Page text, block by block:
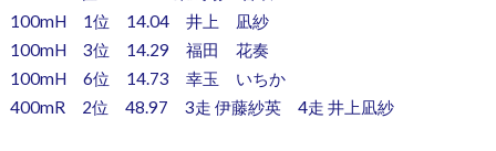
100mH 1位 14.04 井上 凪紗
100mH 3位 14.29 福田 花奏
100mH 6位 14.73 幸玉 いちか
400mR 2位 48.97 3走 伊藤紗英 4走 井上凪紗